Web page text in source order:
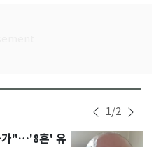
1/2
가"…'8혼' 유